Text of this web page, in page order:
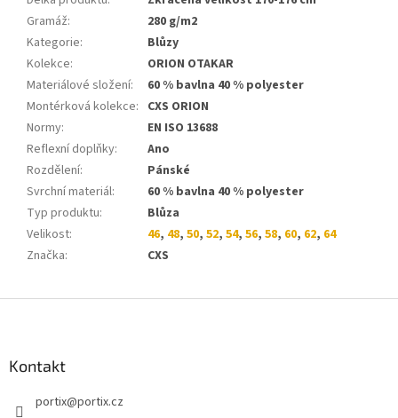
Gramáž:
280 g/m2
Kategorie:
Blůzy
Kolekce:
ORION OTAKAR
Materiálové složení:
60 % bavlna 40 % polyester
Montérková kolekce: CXS ORION
Normy:
EN ISO 13688
Reflexní doplňky:
Ano
Rozdělení:
Pánské
Svrchní materiál:
60 % bavlna 40 % polyester
Typ produktu:
Blůza
Velikost: 46, 48, 50, 52, 54, 56, 58, 60, 62, 64
Značka: CXS
Kontakt
portix@portix.cz